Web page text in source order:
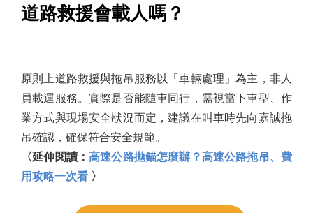
道路救援會載人嗎？
原則上道路救援與拖吊服務以「車輛處理」為主，非人
員載運服務。實際是否能隨車同行，需視當下車型、作
業方式與現場安全狀況而定，建議在叫車時先向嘉誠拖
吊確認，確保符合安全規範。
〈延伸閱讀：高速公路拋錨怎麼辦？高速公路拖吊、費
用攻略一次看 〉